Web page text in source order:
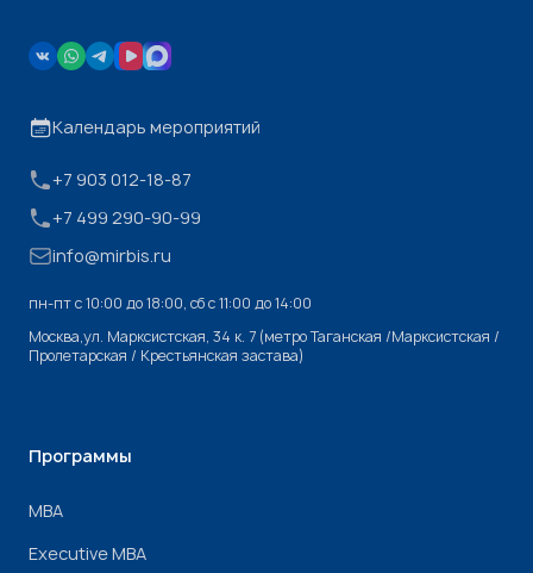
Календарь мероприятий
+7 903 012-18-87
+7 499 290-90-99
info@mirbis.ru
пн-пт с 10:00 до 18:00, cб с 11:00 до 14:00
Москва,ул. Марксистская, 34 к. 7 (метро Таганская /Марксистская /
Пролетарская / Крестьянская застава)
Программы
МВА
Executive MBA